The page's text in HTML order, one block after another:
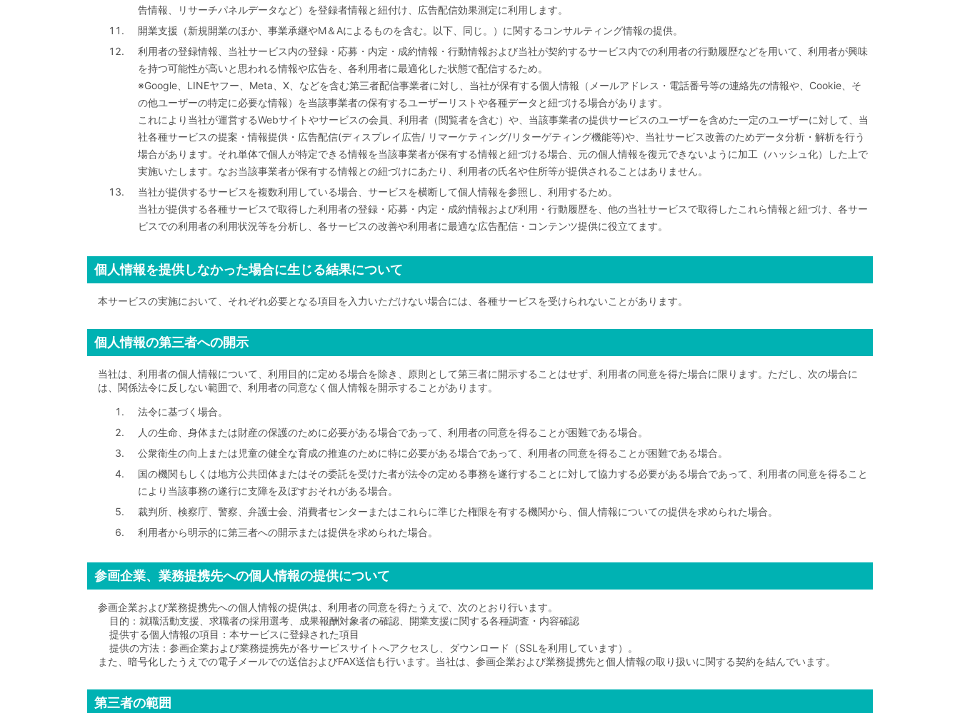
告情報、リサーチパネルデータなど）を登録者情報と紐付け、広告配信効果測定に利用します。
開業支援（新規開業のほか、事業承継やM＆Aによるものを含む。以下、同じ。）に関するコンサルティング情報の提供。
利用者の登録情報、当社サービス内の登録・応募・内定・成約情報・行動情報および当社が契約するサービス内での利用者の行動履歴などを用いて、利用者が興味
を持つ可能性が高いと思われる情報や広告を、各利用者に最適化した状態で配信するため。
※Google、LINEヤフー、Meta、X、などを含む第三者配信事業者に対し、当社が保有する個人情報（メールアドレス・電話番号等の連絡先の情報や、Cookie、そ
の他ユーザーの特定に必要な情報）を当該事業者の保有するユーザーリストや各種データと紐づける場合があります。
これにより当社が運営するWebサイトやサービスの会員、利用者（閲覧者を含む）や、当該事業者の提供サービスのユーザーを含めた一定のユーザーに対して、当
社各種サービスの提案・情報提供・広告配信(ディスプレイ広告/ リマーケティング/リターゲティング機能等)や、当社サービス改善のためデータ分析・解析を行う
場合があります。それ単体で個人が特定できる情報を当該事業者が保有する情報と紐づける場合、元の個人情報を復元できないように加工（ハッシュ化）した上で
実施いたします。なお当該事業者が保有する情報との紐づけにあたり、利用者の氏名や住所等が提供されることはありません。
当社が提供するサービスを複数利用している場合、サービスを横断して個人情報を参照し、利用するため。
当社が提供する各種サービスで取得した利用者の登録・応募・内定・成約情報および利用・行動履歴を、他の当社サービスで取得したこれら情報と紐づけ、各サー
ビスでの利用者の利用状況等を分析し、各サービスの改善や利用者に最適な広告配信・コンテンツ提供に役立てます。
個人情報を提供しなかった場合に生じる結果について
本サービスの実施において、それぞれ必要となる項目を入力いただけない場合には、各種サービスを受けられないことがあります。
個人情報の第三者への開示
当社は、利用者の個人情報について、利用目的に定める場合を除き、原則として第三者に開示することはせず、利用者の同意を得た場合に限ります。ただし、次の場合に
は、関係法令に反しない範囲で、利用者の同意なく個人情報を開示することがあります。
法令に基づく場合。
人の生命、身体または財産の保護のために必要がある場合であって、利用者の同意を得ることが困難である場合。
公衆衛生の向上または児童の健全な育成の推進のために特に必要がある場合であって、利用者の同意を得ることが困難である場合。
国の機関もしくは地方公共団体またはその委託を受けた者が法令の定める事務を遂行することに対して協力する必要がある場合であって、利用者の同意を得ること
により当該事務の遂行に支障を及ぼすおそれがある場合。
裁判所、検察庁、警察、弁護士会、消費者センターまたはこれらに準じた権限を有する機関から、個人情報についての提供を求められた場合。
利用者から明示的に第三者への開示または提供を求められた場合。
参画企業、業務提携先への個人情報の提供について
参画企業および業務提携先への個人情報の提供は、利用者の同意を得たうえで、次のとおり行います。
目的：就職活動支援、求職者の採用選考、成果報酬対象者の確認、開業支援に関する各種調査・内容確認
提供する個人情報の項目：本サービスに登録された項目
提供の方法：参画企業および業務提携先が各サービスサイトへアクセスし、ダウンロード（SSLを利用しています）。
また、暗号化したうえでの電子メールでの送信およびFAX送信も行います。当社は、参画企業および業務提携先と個人情報の取り扱いに関する契約を結んでいます。
第三者の範囲